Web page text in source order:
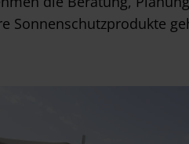
Sonnenschutzprodukte